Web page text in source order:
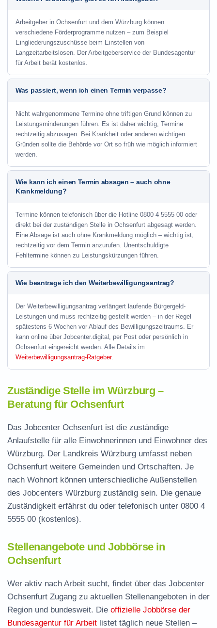
Arbeitgeber in Ochsenfurt und dem Würzburg können
verschiedene Förderprogramme nutzen – zum Beispiel
Eingliederungszuschüsse beim Einstellen von
Langzeitarbeitslosen. Der Arbeitgeberservice der Bundesagentur
für Arbeit berät kostenlos.
Was passiert, wenn ich einen Termin verpasse?
Nicht wahrgenommene Termine ohne triftigen Grund können zu
Leistungsminderungen führen. Es ist daher wichtig, Termine
rechtzeitig abzusagen. Bei Krankheit oder anderen wichtigen
Gründen sollte die Behörde vor Ort so früh wie möglich informiert
werden.
Wie kann ich einen Termin absagen – auch ohne
Krankmeldung?
Termine können telefonisch über die Hotline 0800 4 5555 00 oder
direkt bei der zuständigen Stelle in Ochsenfurt abgesagt werden.
Eine Absage ist auch ohne Krankmeldung möglich – wichtig ist,
rechtzeitig vor dem Termin anzurufen. Unentschuldigte
Fehltermine können zu Leistungskürzungen führen.
Wie beantrage ich den Weiterbewilligungsantrag?
Der Weiterbewilligungsantrag verlängert laufende Bürgergeld-
Leistungen und muss rechtzeitig gestellt werden – in der Regel
spätestens 6 Wochen vor Ablauf des Bewilligungszeitraums. Er
kann online über Jobcenter.digital, per Post oder persönlich in
Ochsenfurt eingereicht werden. Alle Details im
Weiterbewilligungsantrag-Ratgeber.
Zuständige Stelle im Würzburg –
Beratung für Ochsenfurt
Das Jobcenter Ochsenfurt ist die zuständige
Anlaufstelle für alle Einwohnerinnen und Einwohner des
Würzburg. Der Landkreis Würzburg umfasst neben
Ochsenfurt weitere Gemeinden und Ortschaften. Je
nach Wohnort können unterschiedliche Außenstellen
des Jobcenters Würzburg zuständig sein. Die genaue
Zuständigkeit erfährst du oder telefonisch unter 0800 4
5555 00 (kostenlos).
Stellenangebote und Jobbörse in
Ochsenfurt
Wer aktiv nach Arbeit sucht, findet über das Jobcenter
Ochsenfurt Zugang zu aktuellen Stellenangeboten in der
Region und bundesweit. Die offizielle Jobbörse der
Bundesagentur für Arbeit listet täglich neue Stellen –